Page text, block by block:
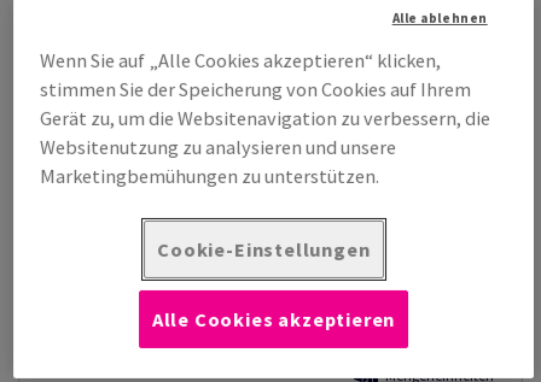
Image, Impact, weiss, holzfrei ECF, 80g/m2, 860mm x 610mm, RA1,
BB, Paket zu 500 Bogen/Blatt, FSC Mix Credit
Produktinformation
Produkt weiterempfehlen
Promotion: Sonderposten
Mengeneinheiten
Wenn Sie auf „Alle Cookies akzeptieren“ klicken,
stimmen Sie der Speicherung von Cookies auf Ihrem
Gerät zu, um die Websitenavigation zu verbessern, die
Websitenutzung zu analysieren und unsere
Marketingbemühungen zu unterstützen.
Cookie-Einstellungen
Alle ablehnen
Alle Cookies akzeptieren